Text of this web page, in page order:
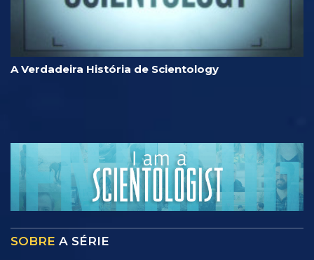
A Verdadeira História de Scientology
SOBRE A SÉRIE